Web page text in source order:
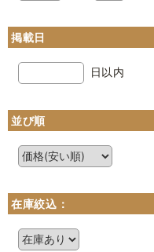
掲載日
日以内
並び順
在庫絞込：